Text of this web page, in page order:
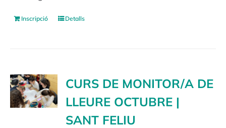
Inscripció Detalls
CURS DE MONITOR/A DE
LLEURE OCTUBRE |
SANT FELIU